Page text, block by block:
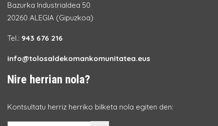
Bazurka Industrialdea 50
20260 ALEGIA (Gipuzkoa)
Tel.: 943 676 216
info@tolosaldekomankomunitatea.eus
Nire herrian nola?
Kontsultatu herriz herriko bilketa nola egiten den: